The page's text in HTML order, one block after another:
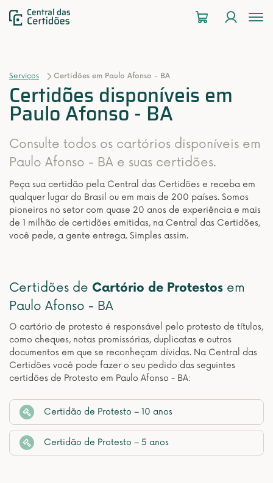
Serviços Certidões em Paulo Afonso - BA
Certidões disponíveis em
Paulo Afonso - BA
Consulte todos os cartórios disponíveis em
Paulo Afonso - BA e suas certidões.
Peça sua certidão pela Central das Certidões e receba em
qualquer lugar do Brasil ou em mais de 200 países. Somos
pioneiros no setor com quase 20 anos de experiência e mais
de 1 milhão de certidões emitidas, na Central das Certidões,
você pede, a gente entrega. Simples assim.
Certidões de Cartório de Protestos em
Paulo Afonso - BA
O cartório de protesto é responsável pelo protesto de títulos,
como cheques, notas promissórias, duplicatas e outros
documentos em que se reconheçam dívidas. Na Central das
Certidões você pode fazer o seu pedido das seguintes
certidões de Protesto em Paulo Afonso - BA:
Certidão de Protesto – 10 anos
Certidão de Protesto – 5 anos